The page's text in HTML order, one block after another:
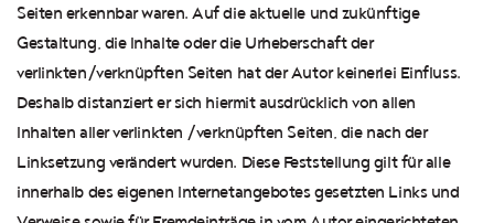
Seiten erkennbar waren. Auf die aktuelle und zukünftige
Gestaltung, die Inhalte oder die Urheberschaft der
verlinkten/verknüpften Seiten hat der Autor keinerlei Einfluss.
Deshalb distanziert er sich hiermit ausdrücklich von allen
Inhalten aller verlinkten /verknüpften Seiten, die nach der
Linksetzung verändert wurden. Diese Feststellung gilt für alle
innerhalb des eigenen Internetangebotes gesetzten Links und